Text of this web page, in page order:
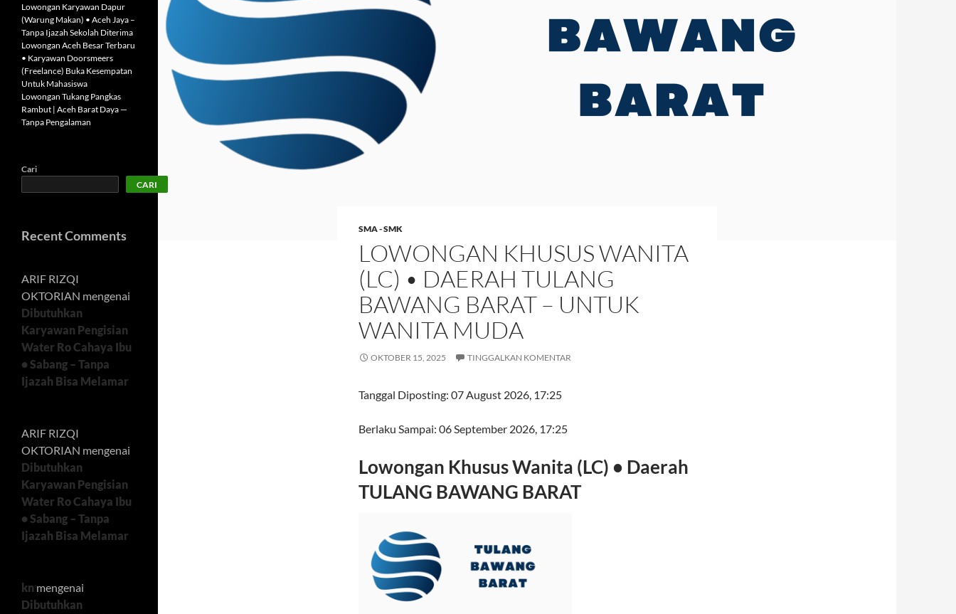
SMA - SMK
LOWONGAN KHUSUS WANITA
(LC) • DAERAH TULANG
BAWANG BARAT – UNTUK
WANITA MUDA
OKTOBER 15, 2025 TINGGALKAN KOMENTAR
Tanggal Diposting: 07 August 2026, 17:25
Berlaku Sampai: 06 September 2026, 17:25
Lowongan Khusus Wanita (LC) • Daerah
TULANG BAWANG BARAT
Lowongan Karyawan Dapur
(Warung Makan) • Aceh Jaya –
Tanpa Ijazah Sekolah Diterima
Lowongan Aceh Besar Terbaru
• Karyawan Doorsmeers
(Freelance) Buka Kesempatan
Untuk Mahasiswa
Lowongan Tukang Pangkas
Rambut | Aceh Barat Daya —
Tanpa Pengalaman
Cari
CARI
Recent Comments
ARIF RIZQI
OKTORIAN mengenai
Dibutuhkan
Karyawan Pengisian
Water Ro Cahaya Ibu
• Sabang – Tanpa
Ijazah Bisa Melamar
ARIF RIZQI
OKTORIAN mengenai
Dibutuhkan
Karyawan Pengisian
Water Ro Cahaya Ibu
• Sabang – Tanpa
Ijazah Bisa Melamar
kn mengenai
Dibutuhkan